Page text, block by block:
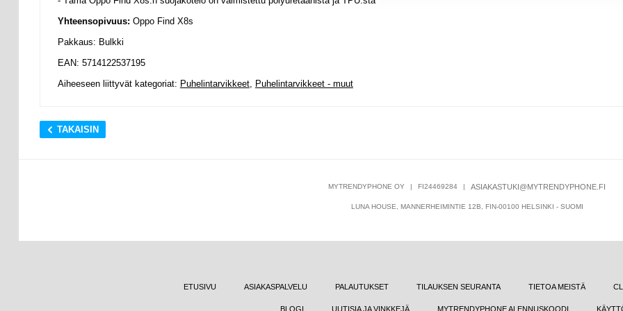
Yhteensopivuus: Oppo Find X8s
Pakkaus: Bulkki
EAN: 5714122537195
Aiheeseen liittyvät kategoriat: Puhelintarvikkeet, Puhelintarvikkeet - muut
TAKAISIN
MYTRENDYPHONE OY | FI24469284 | ASIAKASTUKI@MYTRENDYPHONE.FI
LUNA HOUSE, MANNERHEIMINTIE 12B, FIN-00100 HELSINKI - SUOMI
ETUSIVU ASIAKASPALVELU PALAUTUKSET TILAUKSEN SEURANTA TIETOA MEISTÄ
BLOGI UUTISIA JA VINKKEJÄ MYTRENDYPHONE ALENNUSKOODI